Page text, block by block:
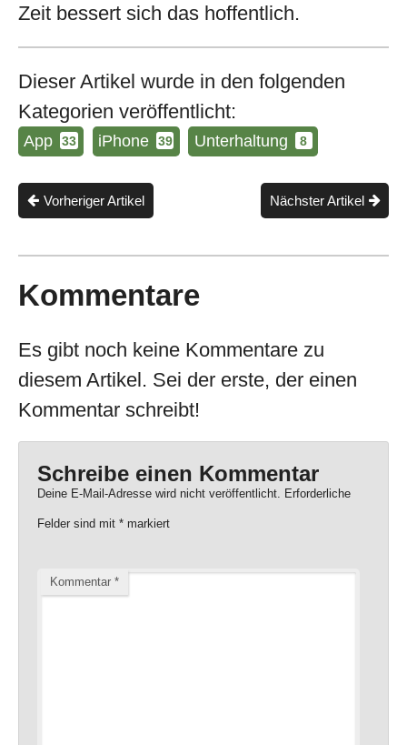
Zeit bessert sich das hoffentlich.
Dieser Artikel wurde in den folgenden
Kategorien veröffentlicht:
App 33 iPhone 39 Unterhaltung 8
Nächster Artikel
Vorheriger Artikel
Kommentare
Es gibt noch keine Kommentare zu
diesem Artikel. Sei der erste, der einen
Kommentar schreibt!
Schreibe einen Kommentar
Deine E-Mail-Adresse wird nicht veröffentlicht. Erforderliche
Felder sind mit * markiert
Kommentar *